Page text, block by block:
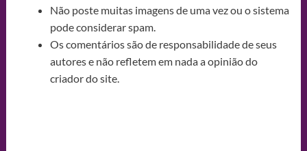
Não poste muitas imagens de uma vez ou o sistema
pode considerar spam.
Os comentários são de responsabilidade de seus
autores e não refletem em nada a opinião do
criador do site.